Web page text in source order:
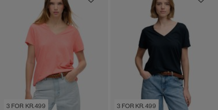
3 FOR KR.499 3 FOR KR.499